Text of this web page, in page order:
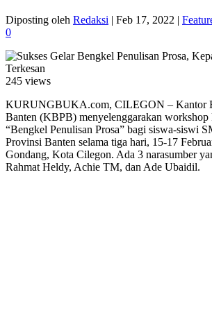
Diposting oleh Redaksi | Feb 17, 2022 |
0
245 views
KURUNGBUKA.com, CILEGON – Kantor
Banten (KBPB) menyelenggarakan workshop
“Bengkel Penulisan Prosa” bagi siswa-siswi
Provinsi Banten selama tiga hari, 15-17
Gondang, Kota Cilegon. Ada 3 narasumber
Rahmat Heldy, Achie TM, dan Ade Ubaidil.